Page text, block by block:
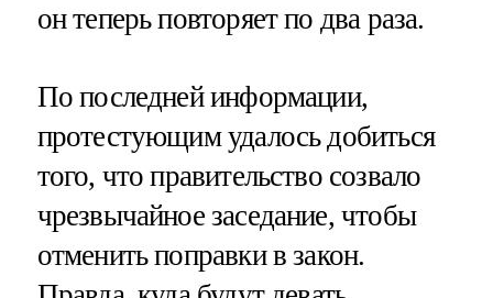
он теперь повторяет по два раза.
По последней информации,
протестующим удалось добиться
того, что правительство созвало
чрезвычайное заседание, чтобы
отменить поправки в закон.